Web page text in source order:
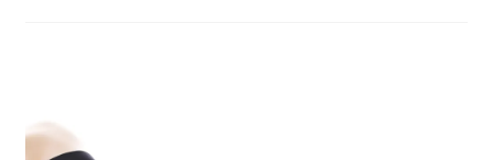
Wszystkie